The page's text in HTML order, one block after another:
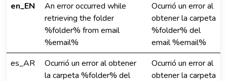
en_EN
An error occurred while
retrieving the folder
%folder% from email
%email%
Ocurrió un error al
obtener la carpeta
%folder% del
email %email%
es_AR
Ocurrió un error al obtener
la carpeta %folder% del
Ocurrió un error al
obtener la carpeta